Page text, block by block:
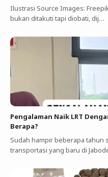
Ilustrasi Source Images:
bukan ditakuti tapi diobati, dij…
Pengalaman Naik LRT
Berapa?
Sudah hampir beberapa tahun
transportasi yang baru di